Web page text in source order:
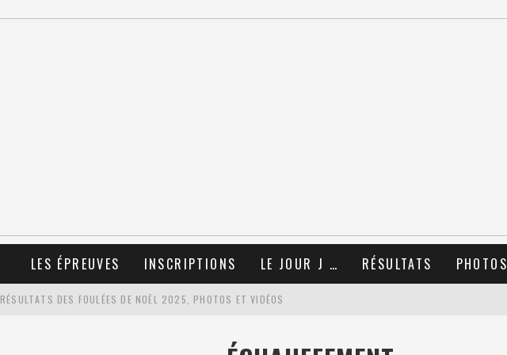
LES ÉPREUVES INSCRIPTIONS LE JOUR J … RÉSULTATS PHOTOS
RÉSULTATS DES FOULÉES DE NOËL 2025, PHOTOS ET VIDÉOS